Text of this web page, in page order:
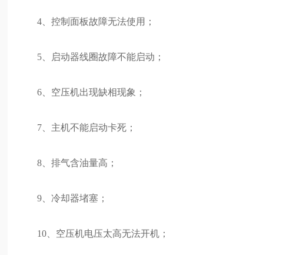
4、控制面板故障无法使用；
5、启动器线圈故障不能启动；
6、空压机出现缺相现象；
7、主机不能启动卡死；
8、排气含油量高；
9、冷却器堵塞；
10、空压机电压太高无法开机；